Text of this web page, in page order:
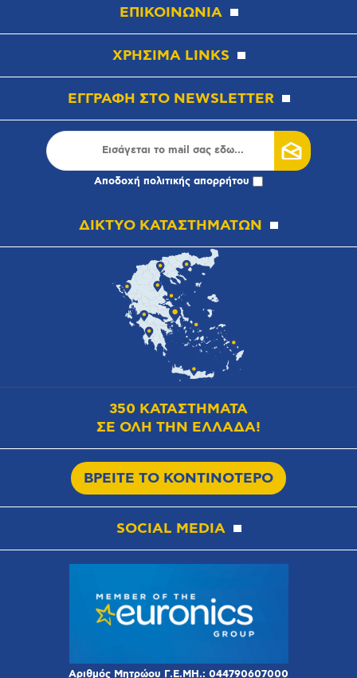
ΕΠΙΚΟΙΝΩΝΙΑ
ΧΡΗΣΙΜΑ LINKS
ΕΓΓΡΑΦΗ ΣΤΟ NEWSLETTER
Αποδοχή πολιτικής απορρήτου
ΔΙΚΤΥΟ ΚΑΤΑΣΤΗΜΑΤΩΝ
350 ΚΑΤΑΣΤΗΜΑΤΑ
ΣΕ ΟΛΗ ΤΗΝ ΕΛΛΑΔΑ!
ΒΡΕΙΤΕ ΤΟ ΚΟΝΤΙΝΟΤΕΡΟ
SOCIAL MEDIA